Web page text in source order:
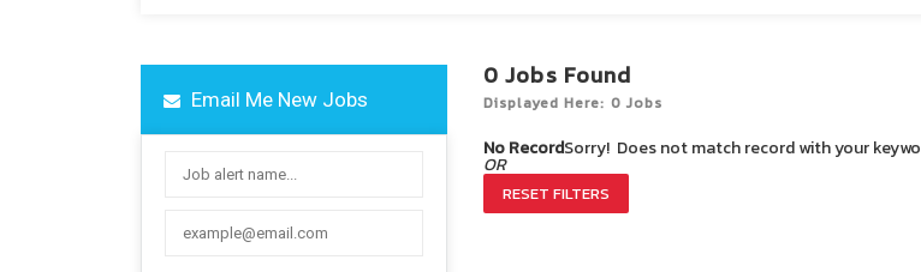
Email Me New Jobs
0 Jobs Found
Displayed Here: 0 Jobs
No RecordSorry! Does not match record with your
OR
RESET FILTERS